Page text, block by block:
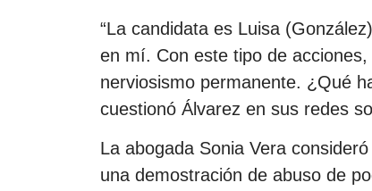
“La candidata es Luisa
en mí. Con este tipo de
nerviosismo permanente. ¿Qué
cuestionó Álvarez en sus redes
La abogada Sonia Vera
una demostración de abuso de